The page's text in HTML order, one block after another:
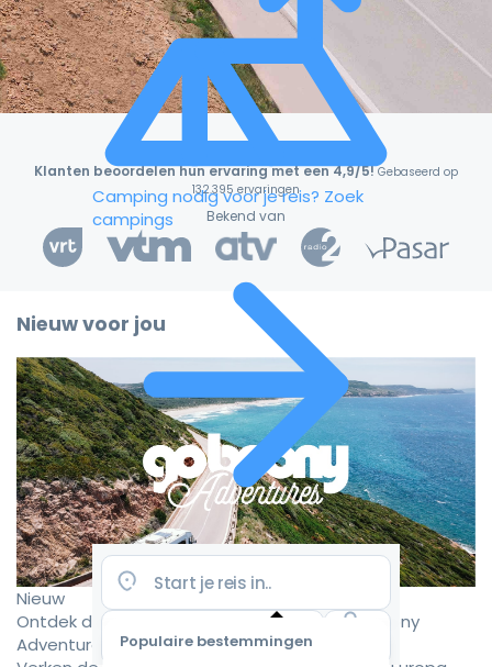
Camping nodig voor je reis? Zoek
campings
Populaire bestemmingen
Klanten beoordelen hun ervaring met een 4,9/5! Gebaseerd op
132.395 ervaringen
Bekend van
Nieuw voor jou
Nieuw
Ontdek de mooiste camperroutes met Goboony
Adventures